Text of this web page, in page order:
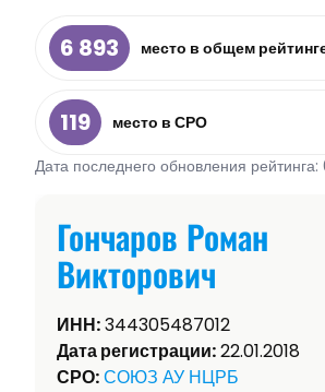
6 893 место в общем
119
место в СРО
Дата последнего обновления
Гончаров Роман
Викторович
ИНН:344305487012
Дата регистрации:22.01.2018
СРО:СОЮЗ АУ НЦРБ